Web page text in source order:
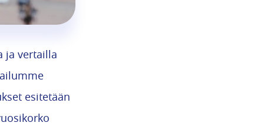
ja vertailla
esitetään